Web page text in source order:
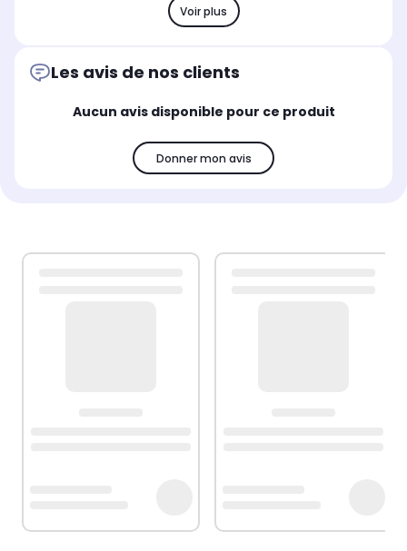
Voir plus
Les avis de nos clients
Aucun avis disponible pour ce produit
Donner mon avis